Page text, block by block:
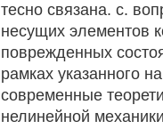
тесно связана. с.
несущих элементов
поврежденных
рамках указанного
современные
нелинейной